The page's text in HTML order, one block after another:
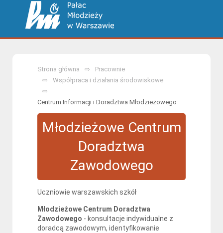
Strona główna
Pracownie
Współpraca i działania środowiskowe
Centrum Informacji i Doradztwa Młodzieżowego
Młodzieżowe Centrum
Doradztwa
Zawodowego
Uczniowie warszawskich szkół
Młodzieżowe Centrum Doradztwa
Zawodowego - konsultacje indywidualne z
doradcą zawodowym, identyfikowanie